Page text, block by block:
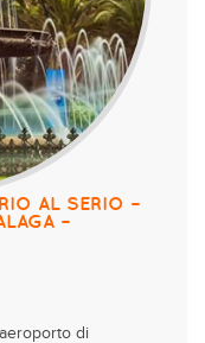
AL SERIO –
–
di